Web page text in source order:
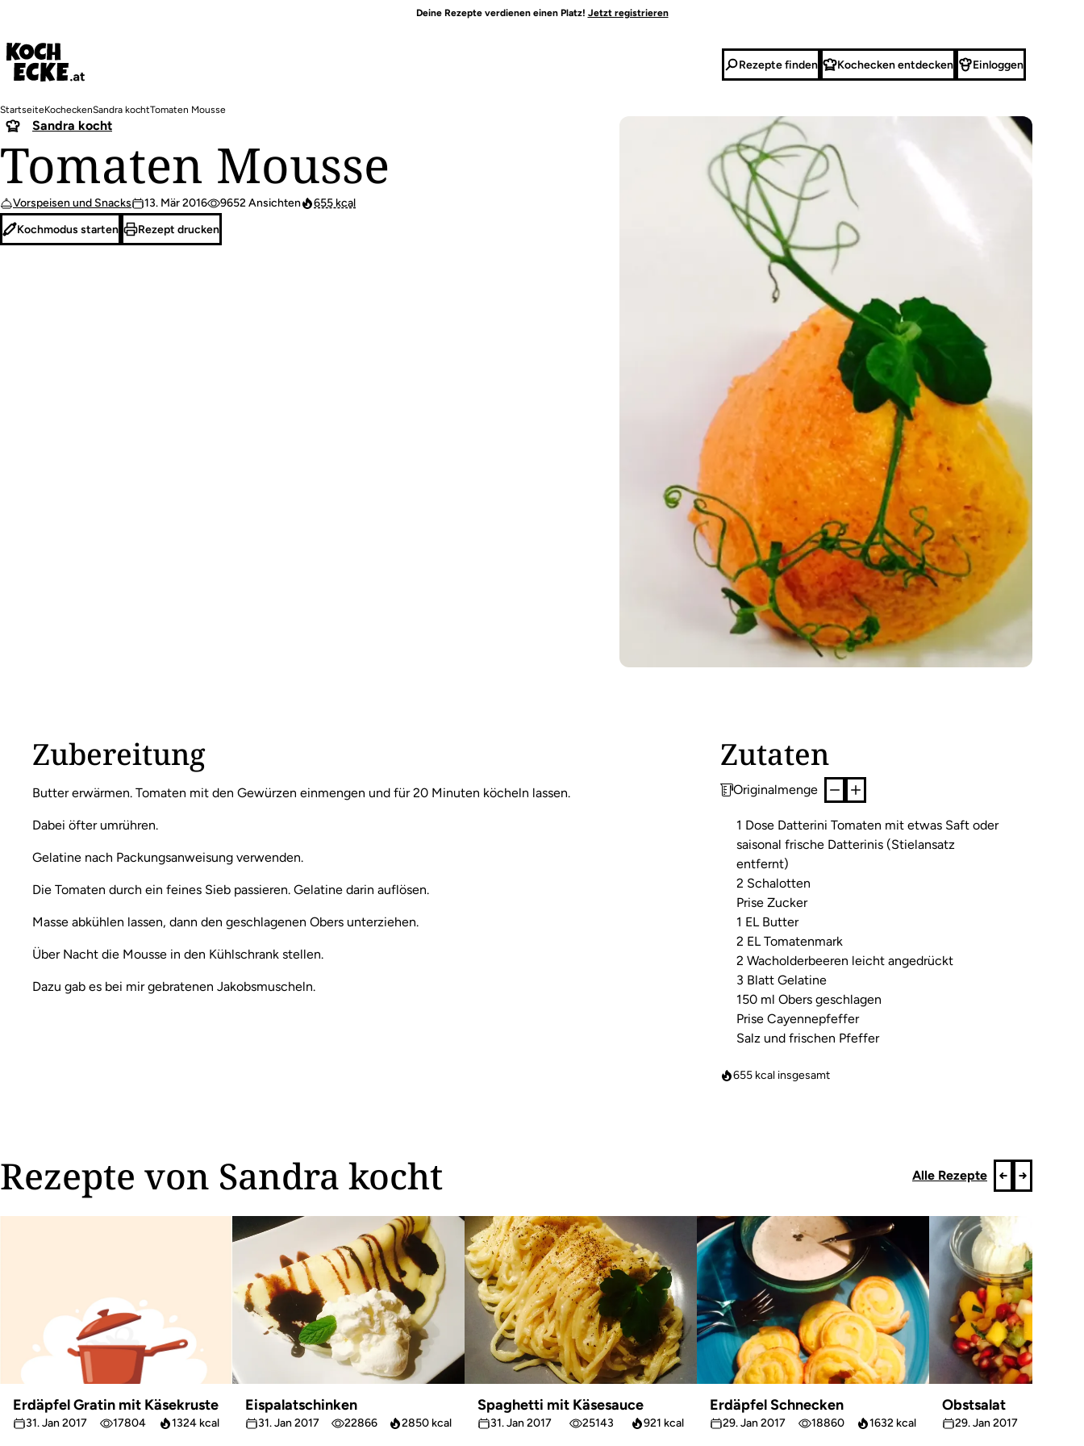
Inhalt
Deine Rezepte verdienen einen Platz! Jetzt registrieren
Rezepte finden Kochecken entdecken Einloggen
Pfadnavigation
StartseiteKocheckenSandra kochtTomaten Mousse
Tomaten Mousse
Vorspeisen und Snacks 13. Mär 2016 9652 Ansichten 655 kcal
Sandra kocht
Kochmodus starten Rezept drucken
Zubereitung
Butter erwärmen. Tomaten mit den Gewürzen einmengen und für 20 Minuten köcheln lassen.
Dabei öfter umrühren.
Gelatine nach Packungsanweisung verwenden.
Die Tomaten durch ein feines Sieb passieren. Gelatine darin auflösen.
Masse abkühlen lassen, dann den geschlagenen Obers unterziehen.
Über Nacht die Mousse in den Kühlschrank stellen.
Dazu gab es bei mir gebratenen Jakobsmuscheln.
Zutaten
Originalmenge
1 Dose Datterini Tomaten mit etwas Saft oder
saisonal frische Datterinis (Stielansatz
entfernt)
2 Schalotten
Prise Zucker
1 EL Butter
2 EL Tomatenmark
2 Wacholderbeeren leicht angedrückt
3 Blatt Gelatine
150 ml Obers geschlagen
Prise Cayennepfeffer
Salz und frischen Pfeffer
655 kcal insgesamt
Rezepte von Sandra kocht Alle Rezepte
Erdäpfel Gratin mit Käsekruste
31. Jan 2017 17804 1324 kcal
Eispalatschinken
31. Jan 2017 22866 2850 kcal
Spaghetti mit Käsesauce
31. Jan 2017 25143 921 kcal
Erdäpfel Schnecken
29. Jan 2017 18860 1632 kcal
Obstsalat
29. Jan 2017